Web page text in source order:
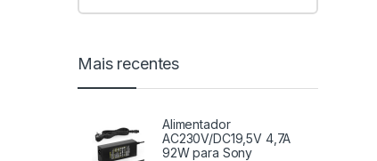
Mais recentes
Alimentador
AC230V/DC19,5V 4,7A
92W para Sony